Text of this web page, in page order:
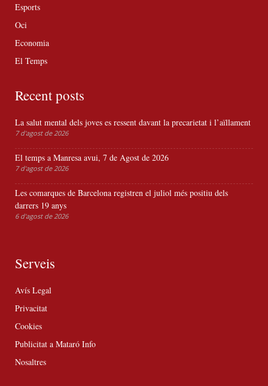
Esports
Oci
Economia
El Temps
Recent posts
La salut mental dels joves es ressent davant la precarietat i l’aïllament
7 d'agost de 2026
El temps a Manresa avui, 7 de Agost de 2026
7 d'agost de 2026
Les comarques de Barcelona registren el juliol més positiu dels
darrers 19 anys
6 d'agost de 2026
Serveis
Avís Legal
Privacitat
Cookies
Publicitat a Mataró Info
Nosaltres